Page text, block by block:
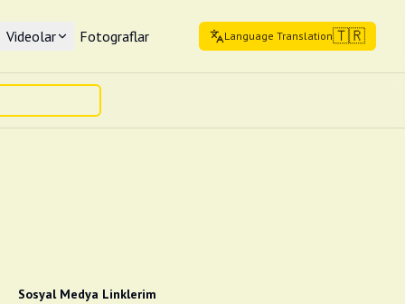
Videolar Fotograflar Language Translation🇹🇷
Sosyal Medya Linklerim